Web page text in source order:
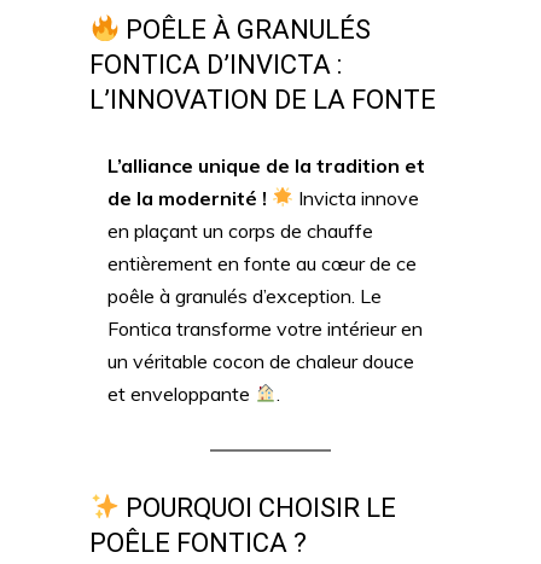
POÊLE À GRANULÉS
FONTICA D’INVICTA :
L’INNOVATION DE LA FONTE
L’alliance unique de la tradition et
de la modernité !
Invicta innove
en plaçant un corps de chauffe
entièrement en fonte au cœur de ce
poêle à granulés d’exception. Le
Fontica transforme votre intérieur en
un véritable cocon de chaleur douce
et enveloppante
POURQUOI CHOISIR LE
POÊLE FONTICA ?